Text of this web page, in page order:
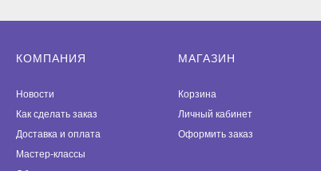
КОМПАНИЯ
Новости
Как сделать заказ
Доставка и оплата
Мастер-классы
МАГАЗИН
Корзина
Личный кабинет
Оформить заказ